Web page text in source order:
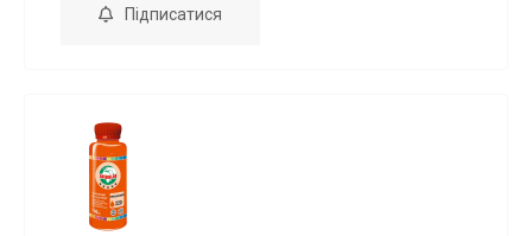
Підписатися